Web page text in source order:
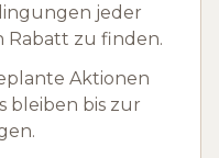
jeder
Rabatt zu finden.
Aktionen
bleiben bis zur